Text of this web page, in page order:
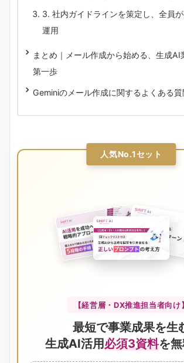
3. 社内ガイドラインを策定し、全員
運用
まとめ｜メール作成から始める、生成AI
第一歩
Geminiのメール作成に関するよくある質
人気No.1セット
【経営層・DX推進担当者向け】
最短で事業成果を生
生成AI活用必須3資料を